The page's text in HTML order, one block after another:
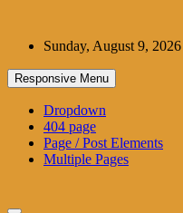
contentSunday, August 9, 2026
Responsive Menu
Dropdown
404 page
Page / Post Elements
Multiple Pages